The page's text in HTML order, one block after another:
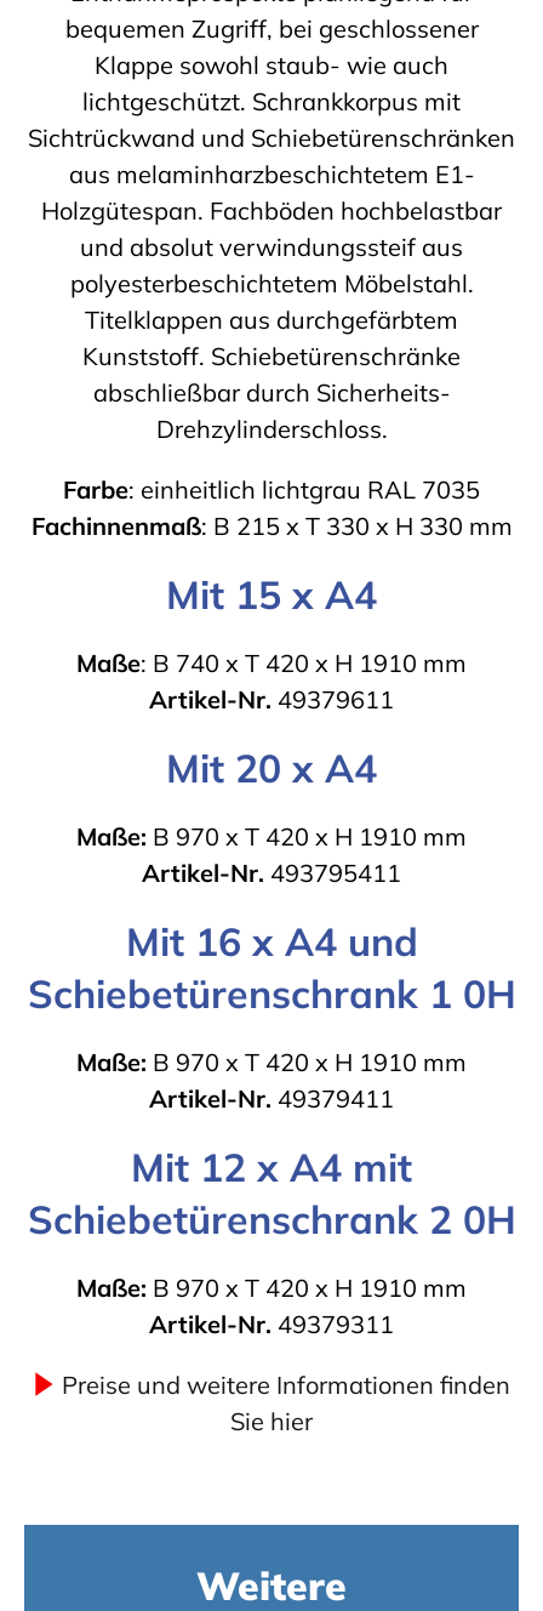
bequemen Zugriff, bei geschlossener
Klappe sowohl staub- wie auch
lichtgeschützt. Schrankkorpus mit
Sichtrückwand und Schiebetürenschränken
aus melaminharzbeschichtetem E1-
Holzgütespan. Fachböden hochbelastbar
und absolut verwindungssteif aus
polyesterbeschichtetem Möbelstahl.
Titelklappen aus durchgefärbtem
Kunststoff. Schiebetürenschränke
abschließbar durch Sicherheits-
Drehzylinderschloss.
Farbe: einheitlich lichtgrau RAL 7035
Fachinnenmaß: B 215 x T 330 x H 330 mm
Mit 15 x A4
Maße: B 740 x T 420 x H 1910 mm
Artikel-Nr. 49379611
Mit 20 x A4
Maße: B 970 x T 420 x H 1910 mm
Artikel-Nr. 493795411
Mit 16 x A4 und
Schiebetürenschrank 1 0H
Maße: B 970 x T 420 x H 1910 mm
Artikel-Nr. 49379411
Mit 12 x A4 mit
Schiebetürenschrank 2 0H
Maße: B 970 x T 420 x H 1910 mm
Artikel-Nr. 49379311
Preise und weitere Informationen finden
Sie hier
Weitere